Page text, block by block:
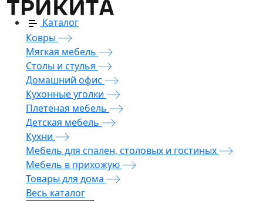
Каталог
Ковры
Мягкая мебель
Столы и стулья
Домашний офис
Кухонные уголки
Плетеная мебель
Детская мебель
Кухни
Мебель для спален, столовых и гостиных
Мебель в прихожую
Товары для дома
Весь каталог